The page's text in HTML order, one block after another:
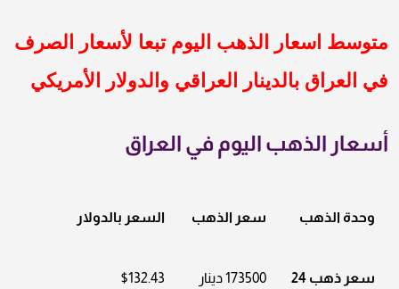
متوسط اسعار الذهب اليوم تبعا لأسعار الصرف
في العراق بالدينار العراقي والدولار الأمريكي
أسعار الذهب اليوم في العراق
وحدة الذهب سعر الذهب السعر بالدولار
سعر ذهب 24 173500 دينار $132.43